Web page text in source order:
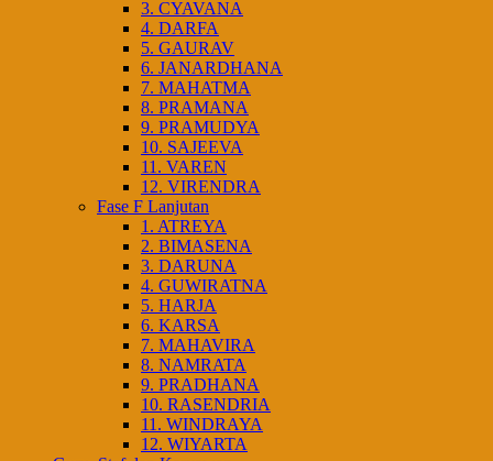
3. CYAVANA
4. DARFA
5. GAURAV
6. JANARDHANA
7. MAHATMA
8. PRAMANA
9. PRAMUDYA
10. SAJEEVA
11. VAREN
12. VIRENDRA
Fase F Lanjutan
1. ATREYA
2. BIMASENA
3. DARUNA
4. GUWIRATNA
5. HARJA
6. KARSA
7. MAHAVIRA
8. NAMRATA
9. PRADHANA
10. RASENDRIA
11. WINDRAYA
12. WIYARTA